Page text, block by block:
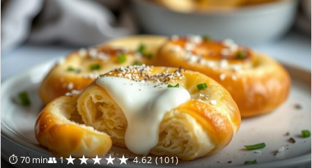
⏱ 70 min👥 1★★★★★ 4.62 (101)